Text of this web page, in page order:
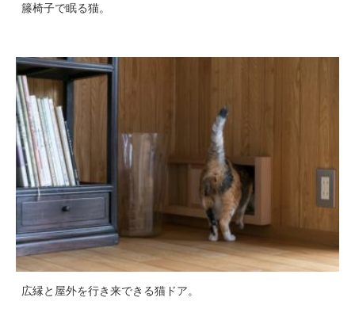
籐椅子で眠る猫。
広縁と屋外を行き来できる猫ドア。